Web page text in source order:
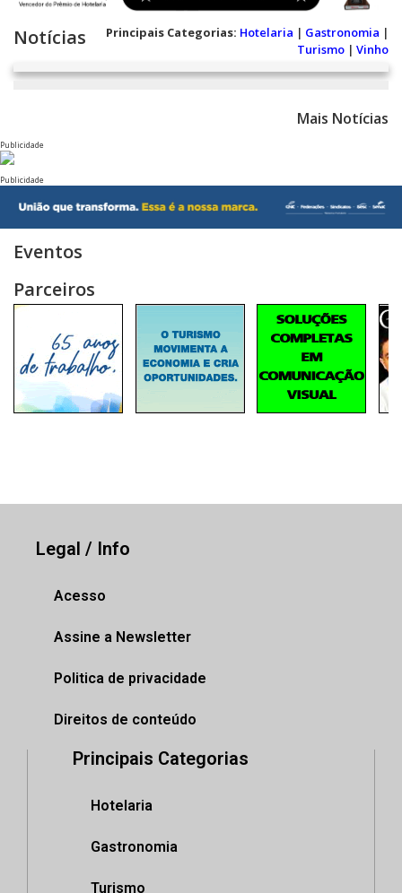
Notícias Principais Categorias: Hotelaria | Gastronomia |
Turismo | Vinho
Mais Notícias
Publicidade
Publicidade
Eventos
Parceiros
Legal / Info
Acesso
Assine a Newsletter
Politica de privacidade
Direitos de conteúdo
Principais Categorias
Hotelaria
Gastronomia
Turismo